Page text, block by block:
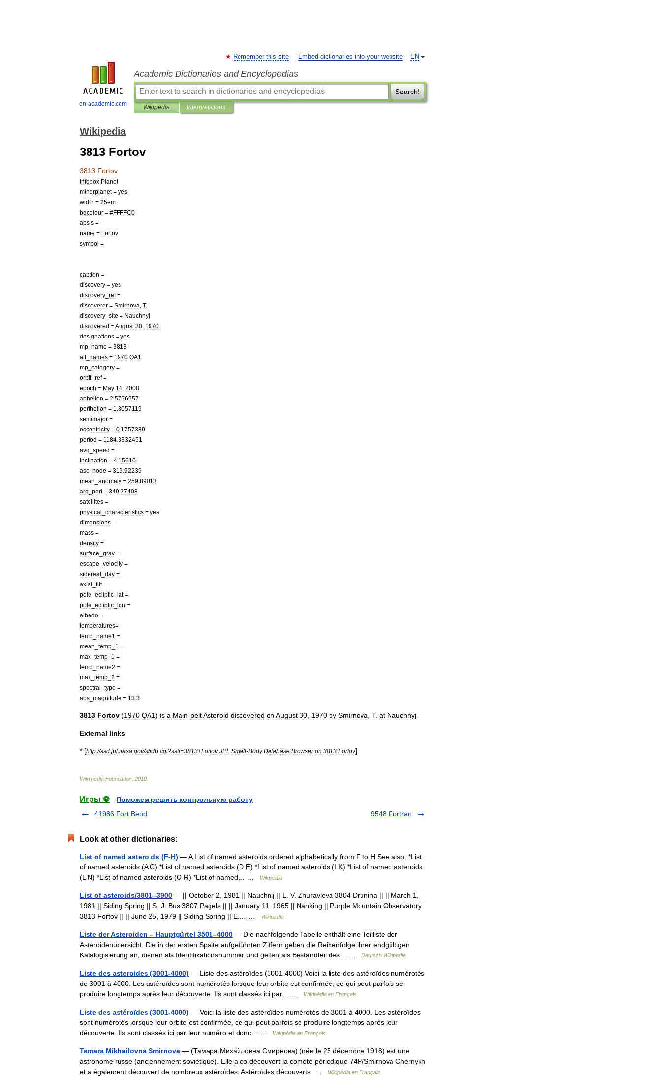
en-academic.com
EN
Remember this site Embed dictionaries into your website
Academic Dictionaries and Encyclopedias
Search!
Wikipedia Interpretations
Wikipedia
3813 Fortov
3813 Fortov
Infobox Planet
minorplanet= yes
width = 25em
bgcolour = #FFFFC0
apsis =
name = Fortov
symbol =
caption =
discovery = yes
discovery ref=
discoverer = Smirnova T.
discovery site = Nauchnyj
discovered =August 30 1970
designations = yes
mp name = 3813
alt_ names = 1970 QA1
mp category =
orbit_ ref=
epoch = May 14 2008
aphelion = 2 5756957
perihelion = 1 8057119
semimajor =
eccentricity = 0 1757389
period = 1184 3332451
avg
speed =
inclination = 4 15610
asc node = 319 92239
mean
anomaly = 259 89013
arg
peri = 349 27408
satellites =
physical
characteristics = yes
dimensions =
mass =
density =
surface
grav =
escape
velocity =
sidereal
day =
axial
tilt=
pole
ecliptic lat=
pole
ecliptic lon =
albedo =
temperatures=
temp name1 =
mean
temp 1 =
max temp 1 =
temp name2 =
max temp 2 =
spectral
type =
abs magnitude = 13 3
3813 Fortov (1970 QA1) is a Main-beltAsteroid discovered on August 30 1970 by Smirnova T. at Nauchnyj
External links
* [http://ssd jpl nasa gov/sbdb cgi?sstr=3813+Fortov JPL Small-Body Database Browser on 3813 Fortov]
Wikimedia Foundation 2010
Игры ⚽
Поможем решить контрольную работу
41986 Fort Bend
9548 Fortran
Look at other dictionaries:
List of named asteroids (F-H) — A List of named asteroids ordered alphabetically from F to H.See also: *List
of named asteroids (A C) *List of named asteroids (D E) *List of named asteroids (I K) *List of named asteroids
(L N) *List of named asteroids (O R) *List of named… …
Wikipedia
List of asteroids/3801–3900 — || October 2, 1981 || Nauchnij || L. V. Zhuravleva 3804 Drunina || || March 1,
1981 || Siding Spring || S. J. Bus 3807 Pagels || || January 11, 1965 || Nanking || Purple Mountain Observatory
3813 Fortov || || June 25, 1979 || Siding Spring || E.… …
Wikipedia
Liste der Asteroiden – Hauptgürtel 3501–4000 — Die nachfolgende Tabelle enthält eine Teilliste der
Asteroidenübersicht. Die in der ersten Spalte aufgeführten Ziffern geben die Reihenfolge ihrer endgültigen
Katalogisierung an, dienen als Identifikationsnummer und gelten als Bestandteil des… …
Deutsch Wikipedia
Liste des asteroides (3001-4000) — Liste des astéroïdes (3001 4000) Voici la liste des astéroïdes numérotés
de 3001 à 4000. Les astéroïdes sont numérotés lorsque leur orbite est confirmée, ce qui peut parfois se
produire longtemps après leur découverte. Ils sont classés ici par… …
Wikipédia en Français
Liste des astéroïdes (3001-4000) — Voici la liste des astéroïdes numérotés de 3001 à 4000. Les astéroïdes
sont numérotés lorsque leur orbite est confirmée, ce qui peut parfois se produire longtemps après leur
découverte. Ils sont classés ici par leur numéro et donc… …
Wikipédia en Français
Tamara Mikhailovna Smirnova — (Тамара Михайловна Смирнова) (née le 25 décembre 1918) est une
astronome russe (anciennement soviétique). Elle a co découvert la comète périodique 74P/Smirnova Chernykh
et a également découvert de nombreux astéroïdes. Astéroïdes découverts …
Wikipédia en Français